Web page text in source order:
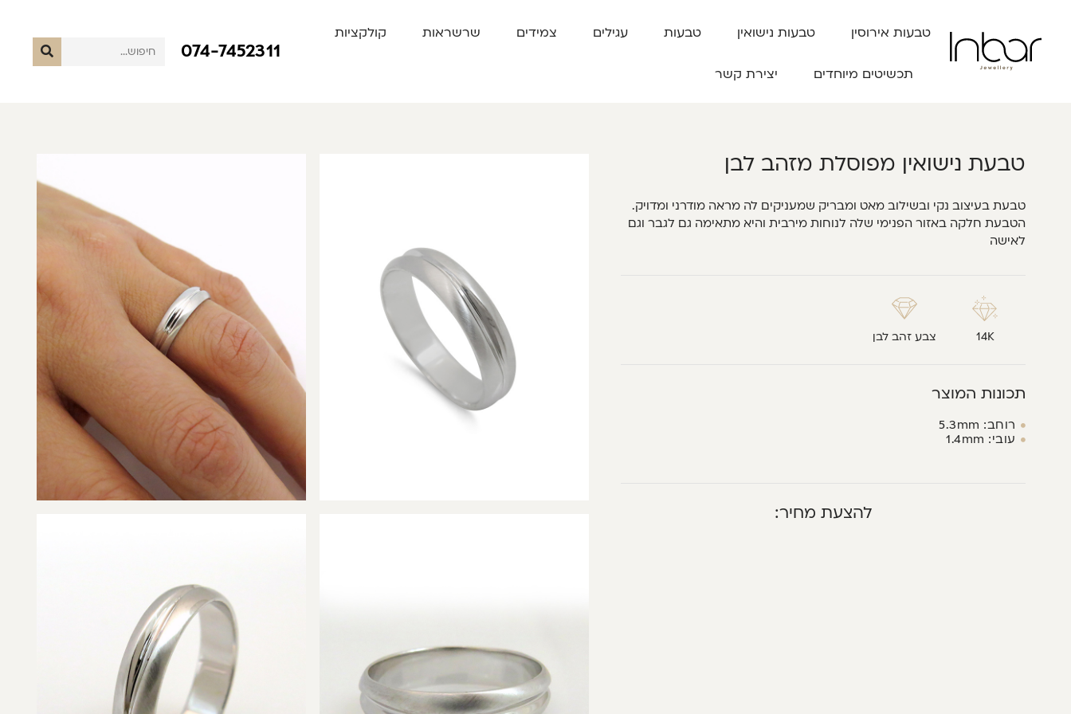
טבעות אירוסין טבעות נישואין טבעות עגילים צמידים שרשראות קולקציות
תכשיטים מיוחדים יצירת קשר
074-7452311
טבעת נישואין מפוסלת מזהב לבן
טבעת בעיצוב נקי ובשילוב מאט ומבריק שמעניקים לה מראה מודרני ומדויק.
הטבעת חלקה באזור הפנימי שלה לנוחות מירבית והיא מתאימה גם לגבר וגם
לאישה
14K צבע זהב לבן
תכונות המוצר
רוחב: 5.3mm
עובי: 1.4mm
להצעת מחיר: